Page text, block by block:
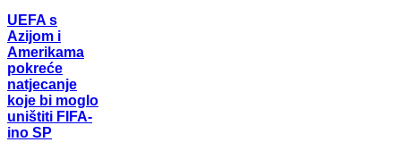
UEFA s
Azijom i
Amerikama
pokreće
natjecanje
koje bi moglo
uništiti FIFA-
ino SP